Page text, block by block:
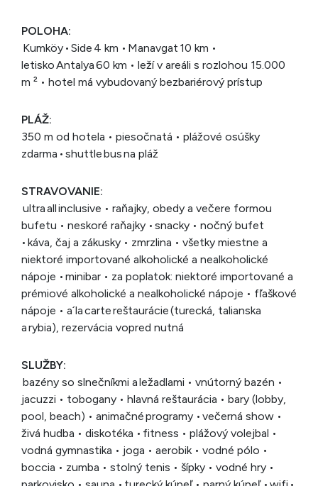
POLOHA:
Kumköy • Side 4 km • Manavgat 10 km •
letisko Antalya 60 km • leží v areáli s rozlohou 15.000
m ² • hotel má vybudovaný bezbariérový prístup
PLÁŽ:
350 m od hotela • piesočnatá • plážové osúšky
zdarma • shuttle bus na pláž
STRAVOVANIE:
ultra all inclusive • raňajky, obedy a večere formou
bufetu • neskoré raňajky • snacky • nočný bufet
• káva, čaj a zákusky • zmrzlina • všetky miestne a
niektoré importované alkoholické a nealkoholické
nápoje • minibar • za poplatok: niektoré importované a
prémiové alkoholické a nealkoholické nápoje • fľaškové
nápoje • a´la carte reštaurácie (turecká, talianska
a rybia), rezervácia vopred nutná
SLUŽBY:
bazény so slnečníkmi a ležadlami • vnútorný bazén •
jacuzzi • tobogany • hlavná reštaurácia • bary (lobby,
pool, beach) • animačné programy • večerná show •
živá hudba • diskotéka • fitness • plážový volejbal •
vodná gymnastika • joga • aerobik • vodné pólo •
boccia • zumba • stolný tenis • šípky • vodné hry •